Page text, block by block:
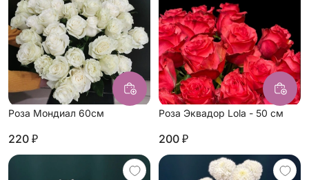
Роза Мондиал 60см
220 ₽
Роза Эквадор Lola - 50 см
200 ₽